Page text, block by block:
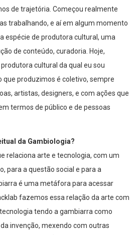
de trajetória. Começou realmente
trabalhando, e aí em algum momento
espécie de produtora cultural, uma
de conteúdo, curadoria. Hoje,
cultural da qual eu sou
que produzimos é coletivo, sempre
artistas, designers, e com ações que
termos de público e de pessoas
da Gambiologia?
relaciona arte e tecnologia, com um
para a questão social e para a
é uma metáfora para acessar
fazemos essa relação da arte com
tendo a gambiarra como
invenção, mexendo com outras